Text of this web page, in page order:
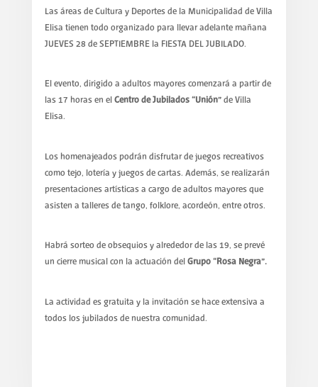
Las áreas de Cultura y Deportes de la Municipalidad de Villa
Elisa tienen todo organizado para llevar adelante mañana
JUEVES 28 de SEPTIEMBRE la FIESTA DEL JUBILADO.
El evento, dirigido a adultos mayores comenzará a partir de
las 17 horas en el Centro de Jubilados “Unión”de Villa
Elisa.
Los homenajeados podrán disfrutar de juegos recreativos
como tejo, lotería y juegos de cartas. Además, se realizarán
presentaciones artísticas a cargo de adultos mayores que
asisten a talleres de tango, folklore, acordeón, entre otros.
Habrá sorteo de obsequios y alrededor de las 19, se prevé
un cierre musical con la actuación del Grupo “Rosa Negra”.
La actividad es gratuita y la invitación se hace extensiva a
todos los jubilados de nuestra comunidad.